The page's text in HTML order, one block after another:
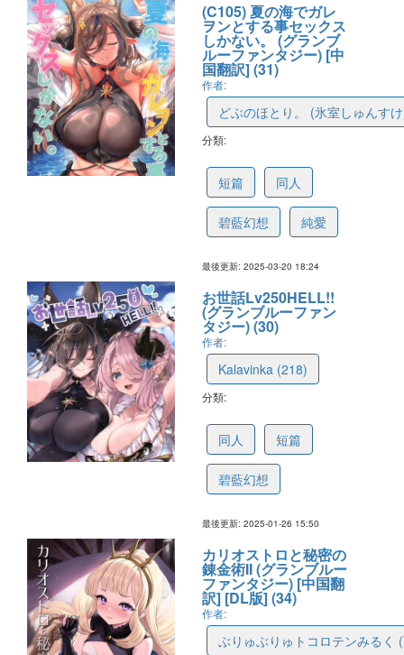
(C105) 夏の海でガレ
ヲンとする事セックス
しかない。 (グランブ
ルーファンタジー) [中
国翻訳] (31)
作者:
どぶのほとり。 (氷室しゅんす
分類:
短篇 同人
碧藍幻想 純愛
最後更新: 2025-03-20 18:24
お世話Lv250HELL!!
(グランブルーファン
タジー) (30)
作者:
Kalavinka (218)
分類:
同人 短篇
碧藍幻想
最後更新: 2025-01-26 15:50
カリオストロと秘密の
錬金術II (グランブルー
ファンタジー) [中国翻
訳] [DL版] (34)
作者:
ぶりゅぶりゅトコロテンみるく